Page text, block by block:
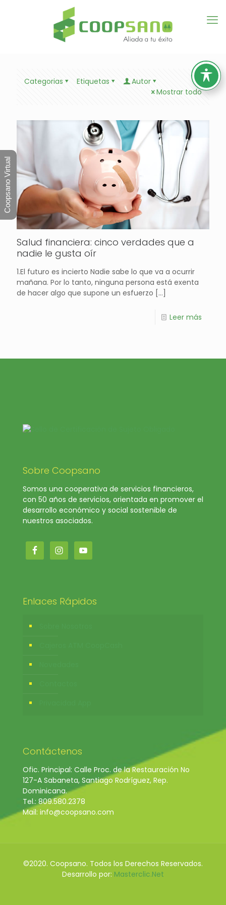
Categorias Etiquetas
Autor
Mostrar todo
Salud financiera: cinco verdades que a
nadie le gusta oír
1.El futuro es incierto Nadie sabe lo que va a ocurrir
mañana. Por lo tanto, ninguna persona está exenta
de hacer algo que supone un esfuerzo […]
Leer más
Sobre Coopsano
Somos una cooperativa de servicios financieros,
con 50 años de servicios, orientada en promover el
desarrollo económico y social sostenible de
nuestros asociados.
Enlaces Rápidos
Contáctenos
Ofic. Principal: Calle Proc. de la Restauración No
127-A Sabaneta, Santiago Rodríguez, Rep.
Dominicana.
Tel.: 809.580.2378
Mail: info@coopsano.com
©2020. Coopsano. Todos los Derechos Reservados.
Desarrollo por: Masterclic.Net
Coopsano Virtual